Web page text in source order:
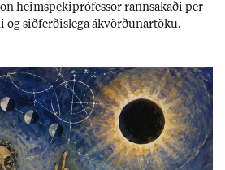
heim­speki­pró­fess­or rann­sak­aði per­
og sið­ferð­is­lega ákvörð­un­ar­töku.